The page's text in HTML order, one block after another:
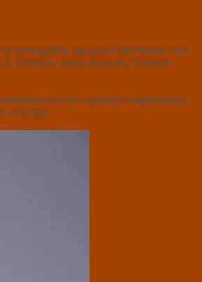
koreografisk sprog der slår benene væk
forsvinde under danserne, beskriver
af den opståede magtesløshed,
vi bebor.